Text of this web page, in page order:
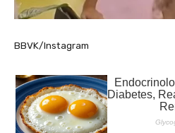
BBVK/Instagram